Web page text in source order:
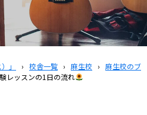
」 › 校舎一覧 › 麻生校 › 麻生校のブ
レッスンの1日の流れ